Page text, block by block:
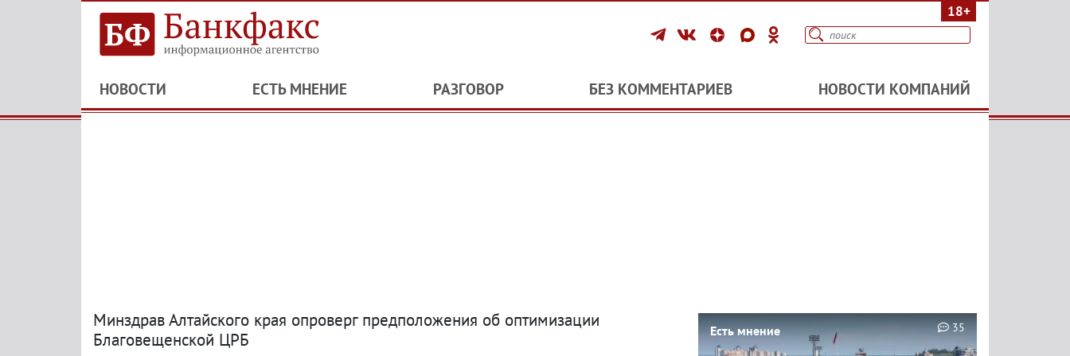
18+
НОВОСТИ ЕСТЬ МНЕНИЕ РАЗГОВОР БЕЗ КОММЕНТАРИЕВ НОВОСТИ КОМПАНИЙ
Минздрав Алтайского края опроверг предположения об оптимизации
Благовещенской ЦРБ
Есть мнение 35